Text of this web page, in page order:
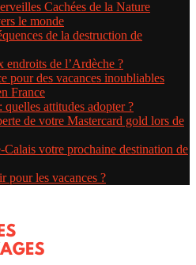
Cachées de la Nature
le monde
de la destruction de
endroits de l’Ardèche ?
pour des vacances inoubliables
France
attitudes adopter ?
de votre Mastercard gold lors de
votre prochaine destination de
pour les vacances ?